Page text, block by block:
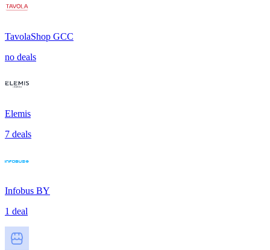
TavolaShop GCC
no deals
Elemis
7 deals
Infobus BY
1 deal